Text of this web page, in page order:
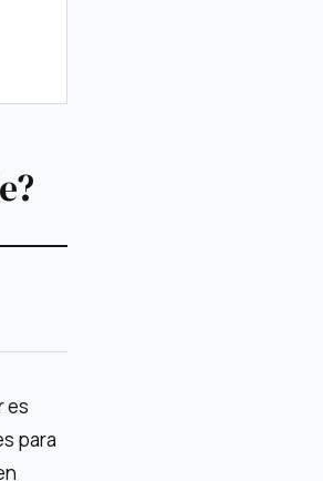
es
para